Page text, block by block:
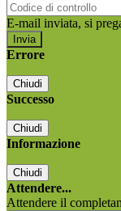
E-mail inviata, si
Errore
Chiudi
Successo
Chiudi
Informazione
Chiudi
Attendere...
Attendere il